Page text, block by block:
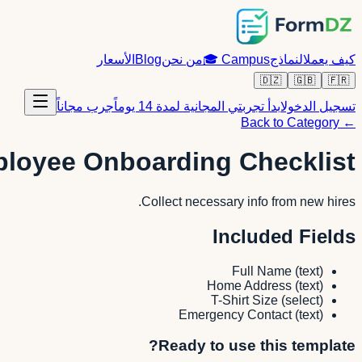
كيف يعملالنماذجCampus
🎓من نحنBlog الأسعار
🇫🇷
🇬🇧
🇩🇿
تسجيل الدخولابدأ تجربتي المجانية لمدة 14 يوماً
جرب مجاناً
← Back to Category
Onboarding Checklist
Collect necessary info from new hires.
Included Fields
Full Name (text)
Home Address (text)
T-Shirt Size (select)
Emergency Contact (text)
Ready to use this template?